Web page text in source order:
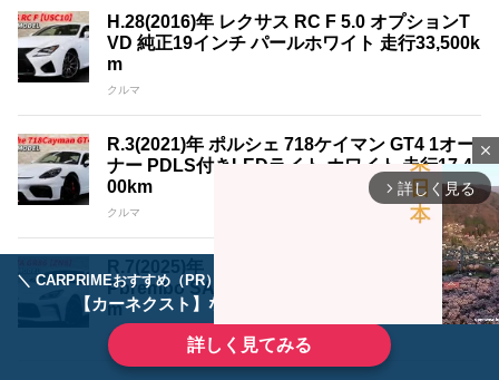
＼ CARPRIMEおすすめ（PR） ／ ディーラーで手放すのはもったいない！
【カーネクスト】ならどんなクルマも高価買取
詳しく見てみる
H.28(2016)年 レクサス RC F 5.0 オプションT
VD 純正19インチ パールホワイト 走行33,500k
m
クルマ
R.3(2021)年 ポルシェ 718ケイマン GT4 1オー
ナー PDLS付きLEDライト ホワイト 走行17,4
00km
クルマ
R.7(2025)年 トヨタ GR86 2.4 RZ 1オーナー O
Pbrembo SACHS パールホワイト 走行3,200k
m
クルマ
close
arrow_forward_ios 詳しく見る